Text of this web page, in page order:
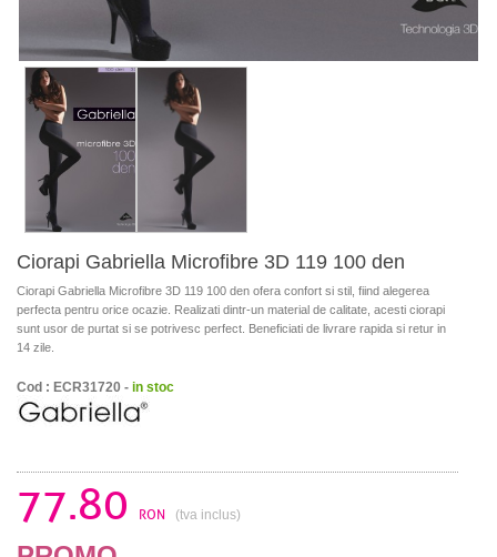
Ciorapi Gabriella Microfibre 3D 119 100 den
Ciorapi Gabriella Microfibre 3D 119 100 den ofera confort si stil, fiind alegerea
perfecta pentru orice ocazie. Realizati dintr-un material de calitate, acesti ciorapi
sunt usor de purtat si se potrivesc perfect. Beneficiati de livrare rapida si retur in
14 zile.
Cod : ECR31720 - in stoc
77.80 RON (tva inclus)